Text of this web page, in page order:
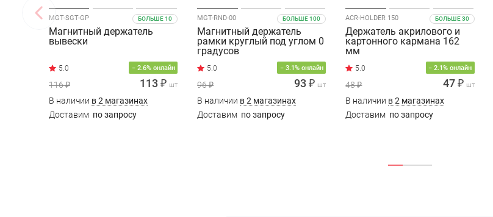
БОЛЬШЕ 10
MGT-SGT-GP
Магнитный держатель
вывески
− 2.6% онлайн
116 ₽ 113 ₽ шт
В наличии в 2 магазинах
Доставим по запросу
БОЛЬШЕ 100
MGT-RND-00
Магнитный держатель
рамки круглый под углом 0
градусов
− 3.1% онлайн
96 ₽ 93 ₽ шт
В наличии в 2 магазинах
Доставим по запросу
БОЛЬШЕ 30
ACR-HOLDER 150
Держатель акрилового и
картонного кармана 162
мм
− 2.1% онлайн
48 ₽ 47 ₽ шт
В наличии в 2 магазинах
Доставим по запросу